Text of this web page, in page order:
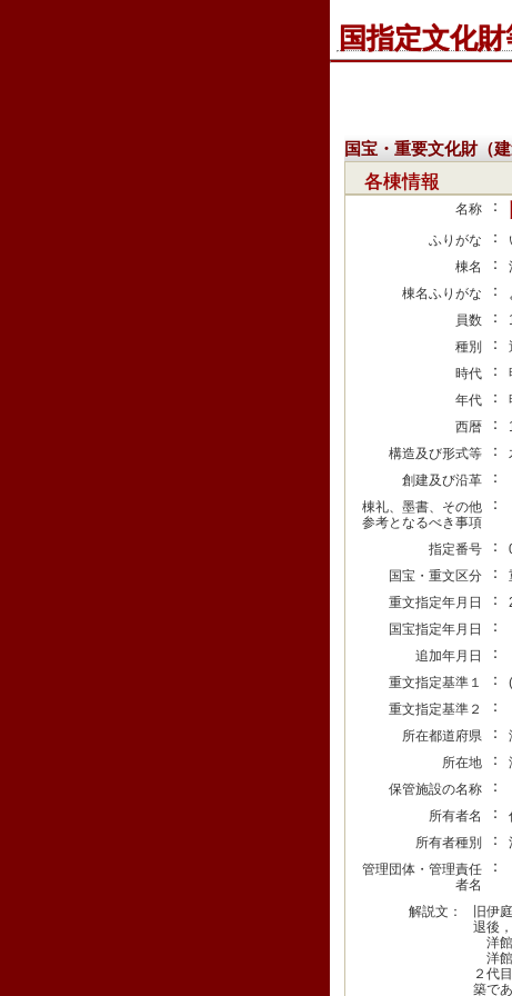
国指定文化財
国宝・重要文化財（建
各棟情報
名称 ：
ふりがな ：
棟名
：
棟名ふりがな
：
員数
：
種別
：
時代
：
年代
：
西暦
：
構造及び形式等
：
創建及び沿革
：
棟礼、墨書、その他
参考となるべき事項
：
指定番号 ：
国宝・重文区分
：
重文指定年月日
：
国宝指定年月日
：
追加年月日 ：
重文指定基準１ ：
重文指定基準２
：
所在都道府県 ：
所在地
：
保管施設の名称
：
所有者名 ：
所有者種別
：
管理団体・管理責任
者名
：
解説文：
旧伊
退後
洋館
洋館
２代
築であ